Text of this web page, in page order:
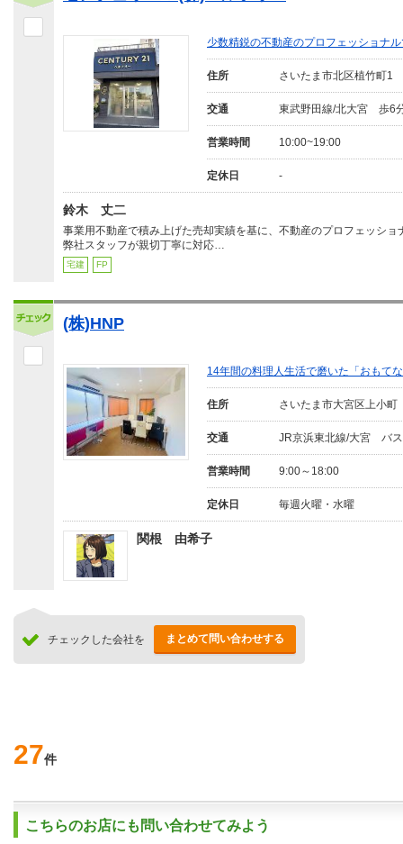
少数精鋭の不動産のプロフェッショナ
住所 さいたま市北区植竹町1
交通 東武野田線/北大宮 歩6
営業時間 10:00~19:00
定休日 -
鈴木 丈二
事業用不動産で積み上げた売却実績を基に、不動産のプロフェッショ
弊社スタッフが親切丁寧に対応…
宅建 FP
(株)HNP
14年間の料理人生活で磨いた「おもて
住所 さいたま市大宮区上小町
交通 JR京浜東北線/大宮 バ
営業時間 9:00～18:00
定休日 毎週火曜・水曜
関根 由希子
チェックした会社を まとめて問い合わせする
27件
こちらのお店にも問い合わせてみよう